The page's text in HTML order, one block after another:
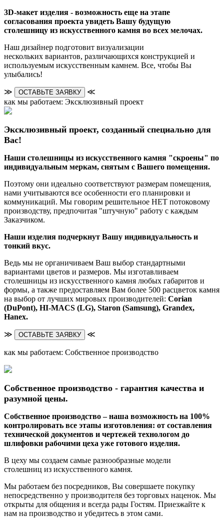
3D-макет изделия - возможность еще на этапе
согласования проекта увидеть Вашу будущую
столешницу из искусственного камня во всех мелочах.
Наш дизайнер подготовит визуализации
нескольких вариантов, различающихся конструкцией и
используемым искусственным камнем. Все, чтобы Вы
улыбались!
≫ ОСТАВЬТЕ ЗАЯВКУ
≪
как мы работаем: Эксклюзивный проект
Эксклюзивный проект, созданный специально для
Вас!
Наши столешницы из искусственного камня "скроены" по
индивидуальным меркам, снятым с Вашего помещения.
Поэтому они идеально соответствуют размерам помещения,
нами учитываются все особенности его планировки и
коммуникаций. Мы говорим решительное НЕТ потоковому
производству, предпочитая "штучную" работу с каждым
Заказчиком.
Наши изделия подчеркнут Вашу индивидуальность и
тонкий вкус.
Ведь мы не органичиваем Ваш выбор стандартными
вариантами цветов и размеров. Мы изготавливаем
столешницы из искусственного камня любых габаритов и
формы, а также предоставляем Вам более 500 расцветок камня
на выбор от лучших мировых производителей: Corian
(DuPont), HI-MACS (LG), Staron (Samsung), Grandex,
Hanex.
≫ ОСТАВЬТЕ ЗАЯВКУ ≪
как мы работаем: Собственное производство
Собственное производство - гарантия качества и
разумной цены.
Собственное производство – наша возможность на 100%
контролировать все этапы изготовления: от составления
технической документов и чертежей технологом до
шлифовки рабочими цеха уже готового изделия.
В цеху мы создаем самые разнообразные модели
столешниц из искусственного камня.
Мы работаем без посредников, Вы совершаете покупку
непосредственно у производителя без торговых наценок. Мы
открыты для общения и всегда рады Гостям. Приезжайте к
нам на производство и убедитесь в этом сами.